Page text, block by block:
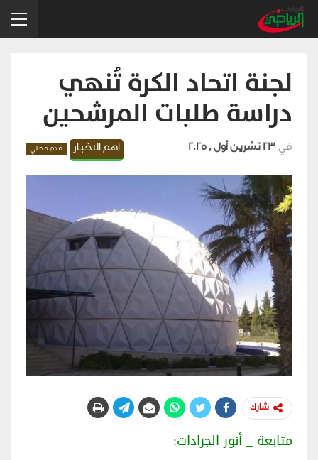
لجنة اتحاد الكرة تُنهي
دراسة طلبات المرشحين
اهم الاخبار قدم محلي في 23 تشرين أول , 2025
شارك
متابعة _ أنور الجرادات: